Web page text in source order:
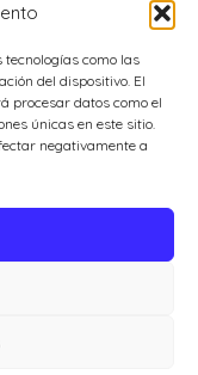
como las
del dispositivo. El
procesar datos como el
únicas en este sitio.
negativamente a
Inglesa